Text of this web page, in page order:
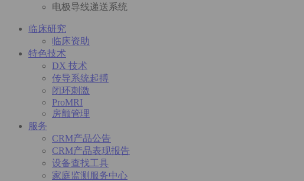
电极导线递送系统
临床研究
临床资助
特色技术
DX 技术
传导系统起搏
闭环刺激
ProMRI
房颤管理
服务
CRM产品公告
CRM产品表现报告
设备查找工具
家庭监测服务中心